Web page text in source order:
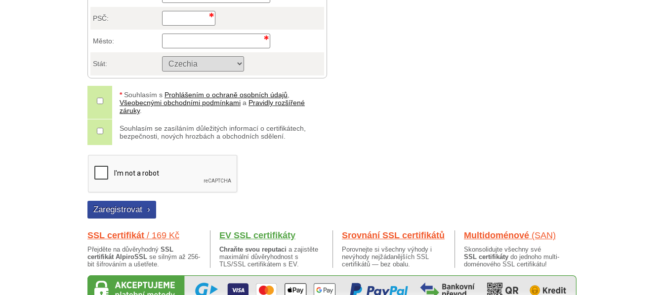
PSČ:
Město:
Stát:
* Souhlasím s Prohlášením o ochraně osobních údajů
Všeobecnými obchodními podmínkami a Pravidly rozšířené
záruky.
Souhlasím se zasíláním důležitých informací o certifikátech,
bezpečnosti, nových hrozbách a obchodních sdělení.
SSL certifikát / 169 Kč
Přejděte na důvěryhodný SSL
certifikát AlpiroSSL se silným až 256-
bit šifrováním a ušetřete.
EV SSL certifikáty
Chraňte svou reputaci a zajistěte
maximální důvěryhodnost s
TLS/SSL certifikátem s EV.
Srovnání SSL certifikátů
Porovnejte si všechny výhody i
nevýhody nejžádanějších SSL
certifikátů — bez obalu.
Multidoménové (SAN)
Skonsolidujte všechny své
SSL certifikáty do jednoho multi-
doménového SSL certifikátu!